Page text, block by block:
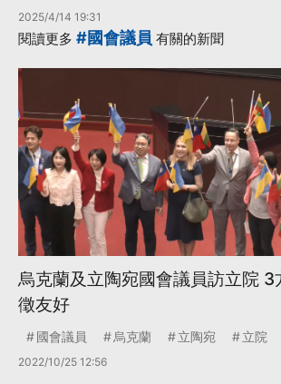
2025/4/14 19:31
閱讀更多 #國會議員 有關的新聞
烏克蘭及立陶宛國會議員訪立院 3
徵友好
國會議員 烏克蘭 立陶宛 立院
2022/10/25 12:56